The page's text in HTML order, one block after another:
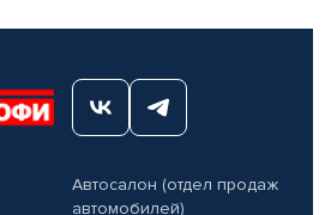
Автосалон (отдел продаж
автомобилей)